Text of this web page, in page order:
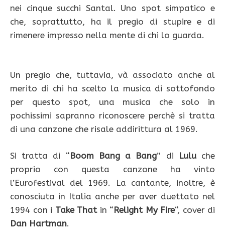
nei cinque succhi Santal. Uno spot simpatico e
che, soprattutto, ha il pregio di stupire e di
rimenere impresso nella mente di chi lo guarda.
Un pregio che, tuttavia, và associato anche al
merito di chi ha scelto la musica di sottofondo
per questo spot, una musica che solo in
pochissimi sapranno riconoscere perchè si tratta
di una canzone che risale addirittura al 1969.
Si tratta di “Boom Bang a Bang” di Luluche
proprio con questa canzone ha vinto
l’Eurofestival del 1969. La cantante, inoltre, è
conosciuta in Italia anche per aver duettato nel
1994 con i Take Thatin “Relight My Fire“, cover di
Dan Hartman.